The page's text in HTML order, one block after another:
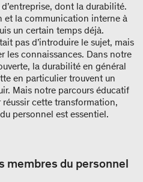
dont la durabilité.
et la communication interne à
un certain temps déjà.
pas d’introduire le sujet, mais
les connaissances. Dans notre
la durabilité en général
en particulier trouvent un
Mais notre parcours éducatif
cette transformation,
personnel est essentiel.
membres du personnel